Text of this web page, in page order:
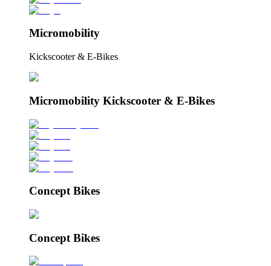
Micromobility
Kickscooter & E-Bikes
Micromobility Kickscooter & E-Bikes
Concept Bikes
Concept Bikes